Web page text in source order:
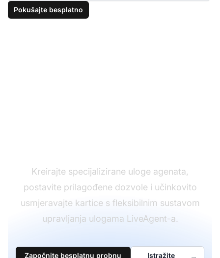
Pokušajte besplatno
Kreirajte specijalizirane uloge agenata,
postavite prilagođene dozvole i učinkovito
usmjeravajte kartice s fleksibilnim sustavom
upravljanja ulogama LiveAgent-a.
Započnite besplatnu probnu
Istražite